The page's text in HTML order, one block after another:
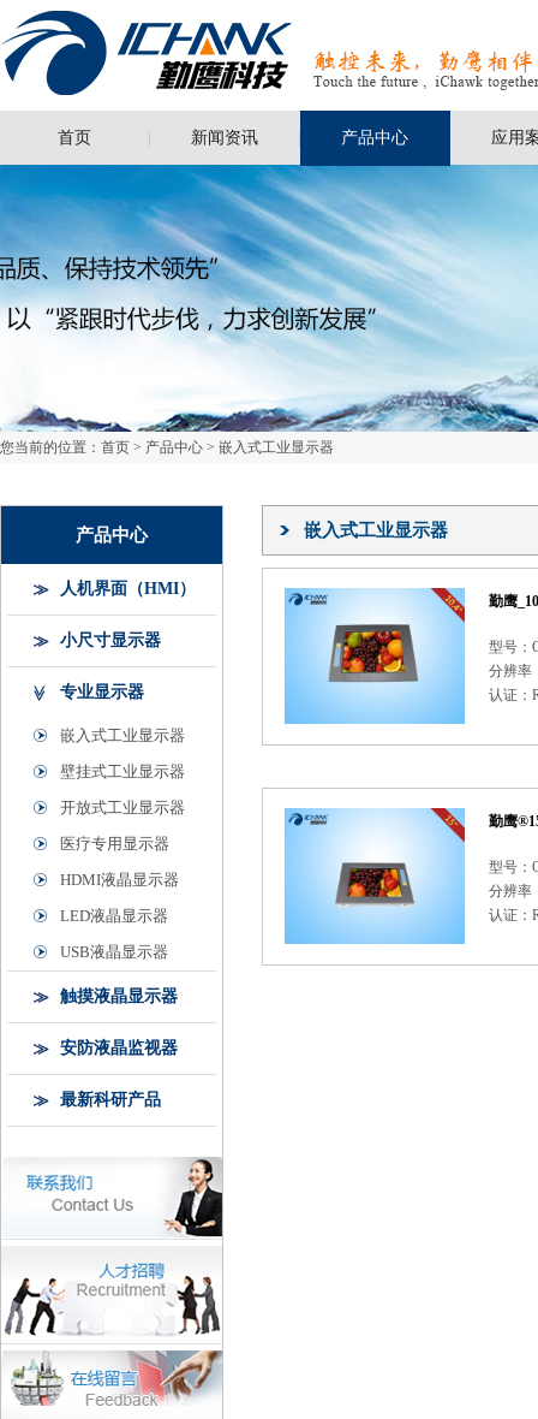
首页 新闻资讯 产品中心 应用
您当前的位置： 首页 > 产品中心 > 嵌入式工业显示器
产品中心
人机界面（HMI）
小尺寸显示器
专业显示器
嵌入式工业显示器
壁挂式工业显示器
开放式工业显示器
医疗专用显示器
HDMI液晶显示器
LED液晶显示器
USB液晶显示器
触摸液晶显示器
安防液晶监视器
最新科研产品
嵌入式工业显示器
型号：
分辨率
认证：
型号：
分辨率
认证：